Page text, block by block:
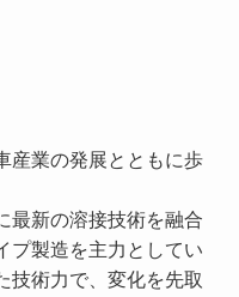
産業の発展とともに歩
最新の溶接技術を融合
プ製造を主力としてい
技術力で、変化を先取